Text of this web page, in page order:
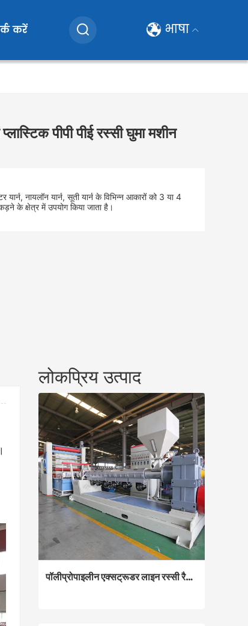
करें भाषा
पीपी पीई रस्सी घुमा मशीन
यार्न, नायलॉन यार्न, सूती यार्न के विभिन्न आकारों को 3 या 4
के क्षेत्र में उपयोग किया जाता है।
लोकप्रिय उत्पाद
पॉलीप्रोपाइलीन एक्सट्रूडर लाइन रस्सी रैफिया बनाने की मशीन